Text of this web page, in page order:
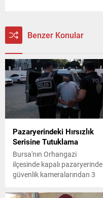
Benzer Konular
Pazaryerindeki Hırsızlık
Serisine Tutuklama
Bursa'nın Orhangazi
ilçesinde kapalı pazaryerinde
güvenlik kameralarından 3
olduğu belirlenerek gözaltına